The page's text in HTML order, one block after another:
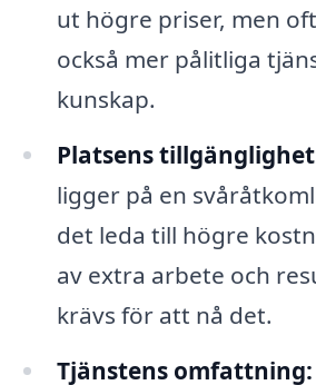
ut högre priser, men
också mer pålitliga
kunskap.
Platsens
ligger på en
det leda till högre
av extra arbete och
krävs för att nå det.
Tjänstens omfattning: